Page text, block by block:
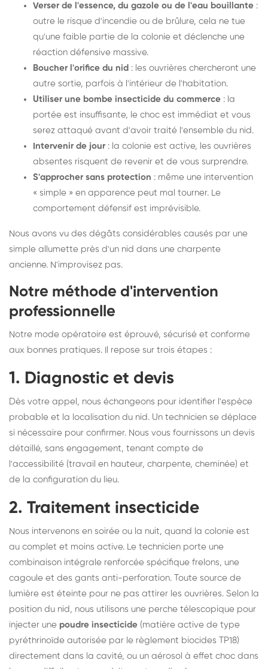
Verser de l'essence, du gazole ou de l'eau bouillante :
outre le risque d'incendie ou de brûlure, cela ne tue
qu'une faible partie de la colonie et déclenche une
réaction défensive massive.
Boucher l'orifice du nid : les ouvrières chercheront une
autre sortie, parfois à l'intérieur de l'habitation.
Utiliser une bombe insecticide du commerce : la
portée est insuffisante, le choc est immédiat et vous
serez attaqué avant d'avoir traité l'ensemble du nid.
Intervenir de jour : la colonie est active, les ouvrières
absentes risquent de revenir et de vous surprendre.
S'approcher sans protection : même une intervention
« simple » en apparence peut mal tourner. Le
comportement défensif est imprévisible.
Nous avons vu des dégâts considérables causés par une
simple allumette près d'un nid dans une charpente
ancienne. N'improvisez pas.
Notre méthode d'intervention
professionnelle
Notre mode opératoire est éprouvé, sécurisé et conforme
aux bonnes pratiques. Il repose sur trois étapes :
1. Diagnostic et devis
Dès votre appel, nous échangeons pour identifier l'espèce
probable et la localisation du nid. Un technicien se déplace
si nécessaire pour confirmer. Nous vous fournissons un devis
détaillé, sans engagement, tenant compte de
l'accessibilité (travail en hauteur, charpente, cheminée) et
de la configuration du lieu.
2. Traitement insecticide
Nous intervenons en soirée ou la nuit, quand la colonie est
au complet et moins active. Le technicien porte une
combinaison intégrale renforcée spécifique frelons, une
cagoule et des gants anti-perforation. Toute source de
lumière est éteinte pour ne pas attirer les ouvrières. Selon la
position du nid, nous utilisons une perche télescopique pour
injecter une poudre insecticide (matière active de type
pyréthrinoïde autorisée par le règlement biocides TP18)
directement dans la cavité, ou un aérosol à effet choc dans